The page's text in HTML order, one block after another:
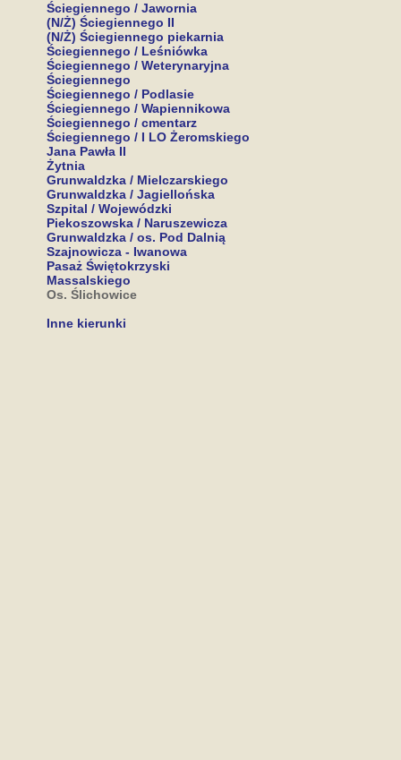
Ściegiennego / Jawornia
(N/Ż) Ściegiennego II
(N/Ż) Ściegiennego piekarnia
Ściegiennego / Leśniówka
Ściegiennego / Weterynaryjna
Ściegiennego
Ściegiennego / Podlasie
Ściegiennego / Wapiennikowa
Ściegiennego / cmentarz
Ściegiennego / I LO Żeromskiego
Jana Pawła II
Żytnia
Grunwaldzka / Mielczarskiego
Grunwaldzka / Jagiellońska
Szpital / Wojewódzki
Piekoszowska / Naruszewicza
Grunwaldzka / os. Pod Dalnią
Szajnowicza - Iwanowa
Pasaż Świętokrzyski
Massalskiego
Os. Ślichowice
Inne kierunki